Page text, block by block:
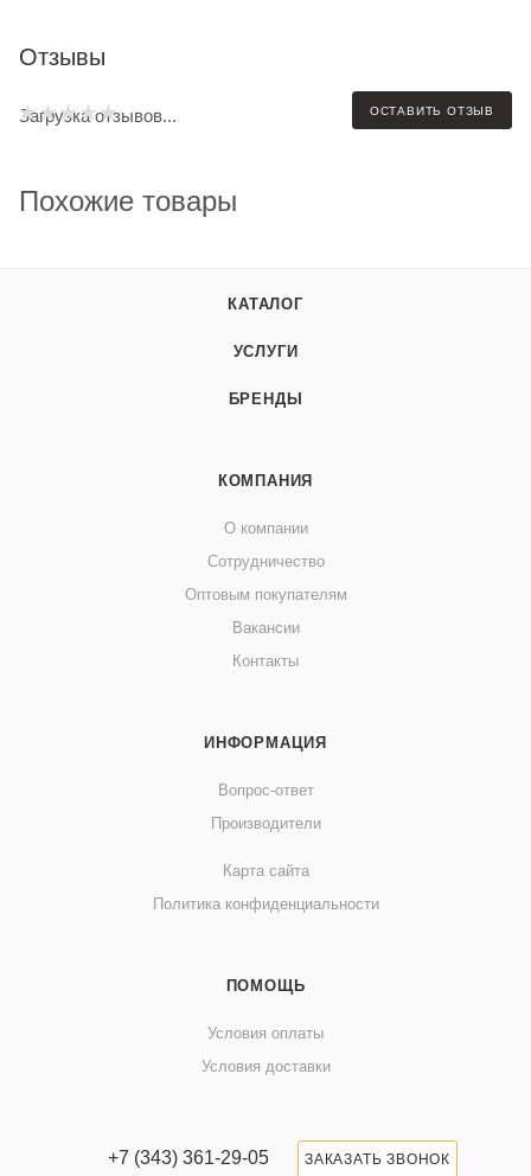
Отзывы
ОСТАВИТЬ ОТЗЫВ
Загрузка отзывов...
Похожие товары
КАТАЛОГ
УСЛУГИ
БРЕНДЫ
КОМПАНИЯ
О компании
Сотрудничество
Оптовым покупателям
Вакансии
Контакты
ИНФОРМАЦИЯ
Вопрос-ответ
Производители
Карта сайта
Политика конфиденциальности
ПОМОЩЬ
Условия оплаты
Условия доставки
+7 (343) 361-29-05 ЗАКАЗАТЬ ЗВОНОК